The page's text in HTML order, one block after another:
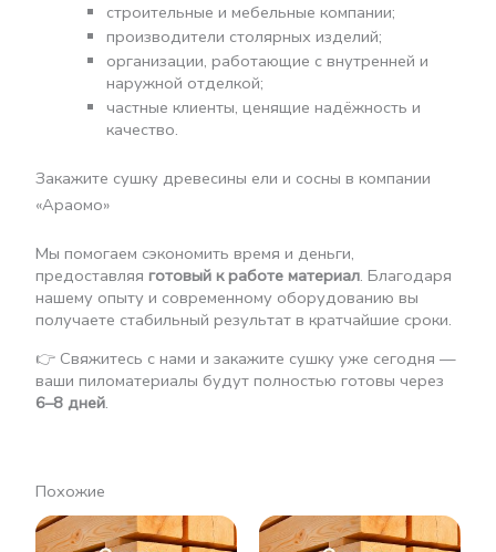
строительные и мебельные компании;
производители столярных изделий;
организации, работающие с внутренней и
наружной отделкой;
частные клиенты, ценящие надёжность и
качество.
Закажите сушку древесины ели и сосны в компании
«Араомо»
Мы помогаем сэкономить время и деньги,
предоставляяготовый к работе материал. Благодаря
нашему опыту и современному оборудованию вы
получаете стабильный результат в кратчайшие сроки.
👉 Свяжитесь с нами и закажите сушку уже сегодня —
ваши пиломатериалы будут полностью готовы через
6–8 дней.
Похожие